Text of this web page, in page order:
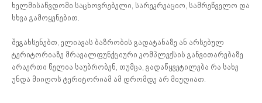
ხელმისაწვდომი საცხოვრებელი, სარეკრეაციო, სამრეწველო და
სხვა გამოყენებით.
შეგახსენებთ, ელიავას ბაზრობის გადატანაზე ან არსებულ
ტერიტორიაზე მრავალფუნქციური კომპლექსის განვითარებაზე
არაერთი წელია საუბრობენ, თუმცა, გადაწყვეტილება რა სახე
უნდა მიიღოს ტერიტორიამ ამ დრომდე არ მიუღიათ.